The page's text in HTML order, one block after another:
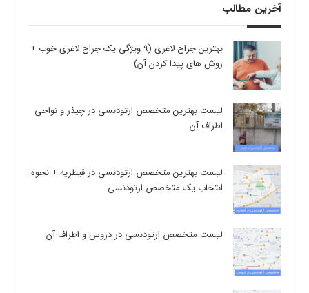
آخرین مطالب
بهترین جراح لاغری (9 ویژگی یک جراح لاغری خوب +
روش های پیدا کردن آن)
لیست بهترین متخصص ارتودنسی در چیذر و نواحی
اطراف آن
لیست بهترین متخصص ارتودنسی در قیطریه + نحوه
انتخاب یک متخصص ارتودنسی
لیست متخصص ارتودنسی در دروس و اطراف آن